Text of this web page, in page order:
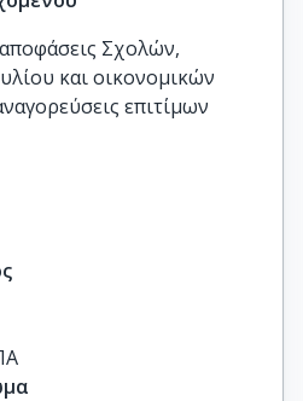
Σχολών,
και οικονομικών
επιτίμων